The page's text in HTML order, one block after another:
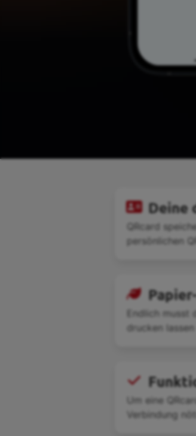
Deine
QRcard
persönlichen
Endlich
drucken
Um eine
Verbindung